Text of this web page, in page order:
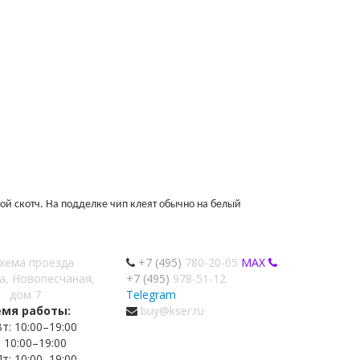
скотч. На подделке чип клеят обычно на белый
проезда
Новопесчаная,
дом 7
работы:
10:00–19:00
10:00–19:00
+7 (495) 780-20-05 MAX
+7 (495) 978-51-12
Telegram
buy@kser.ru